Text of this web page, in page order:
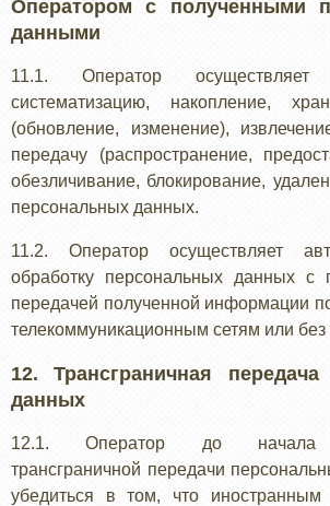
Оператором с полученными
данными
11.1. Оператор
систематизацию, накопление,
(обновление, изменение),
передачу (распространение,
обезличивание, блокирование,
персональных данных.
11.2. Оператор осуществляет
обработку персональных данных с
передачей полученной информации
телекоммуникационным сетям или без
12. Трансграничная
данных
12.1. Оператор до начала
трансграничной передачи
убедиться в том, что иностранным